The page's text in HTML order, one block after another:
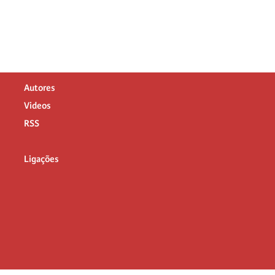
Autores
Videos
RSS
Ligações